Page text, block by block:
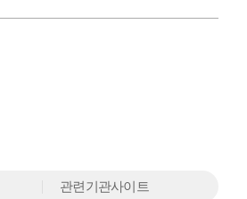
관련기관사이트